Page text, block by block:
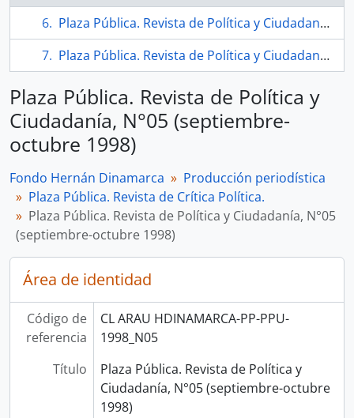
Plaza Pública. Revista de Política y Ciudadanía, N°06 (diciembre-febrero 1998-1999)
Plaza Pública. Revista de Política y Ciudadanía, N°4 (mayo junio 1998).
Plaza Pública. Revista de Política y
Ciudadanía, N°05 (septiembre-
octubre 1998)
Fondo Hernán Dinamarca
Producción periodística
Plaza Pública. Revista de Crítica Política.
Plaza Pública. Revista de Política y Ciudadanía, N°05
(septiembre-octubre 1998)
Área de identidad
Código de
referencia
CL ARAU HDINAMARCA-PP-PPU-
1998_N05
Título
Plaza Pública. Revista de Política y
Ciudadanía, N°05 (septiembre-octubre
1998)